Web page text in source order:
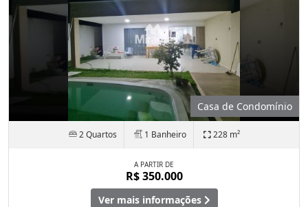
Casa de Condomínio
2 Quartos 1 Banheiro 228 m²
A PARTIR DE
R$ 350.000
Ver mais informações